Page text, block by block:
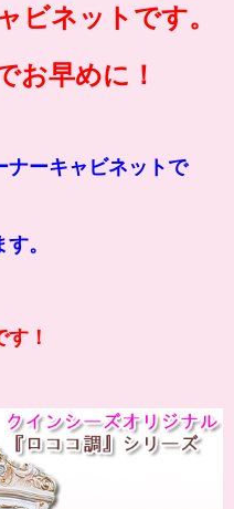
ビネットです。
お早めに！
ナーキャビネットで
。
！